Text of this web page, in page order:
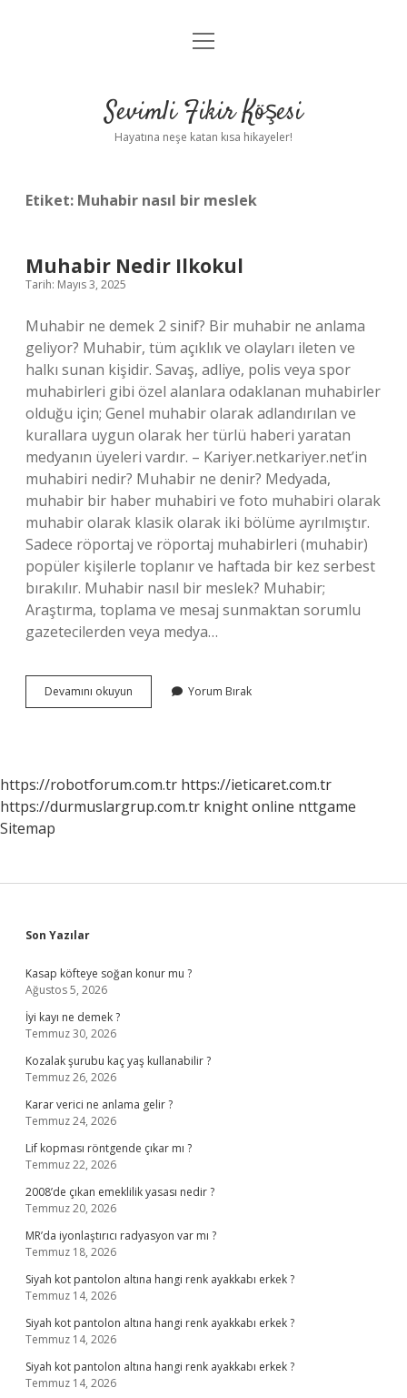
Anasayfa
Yasal Uyarı
menüyü
Sevimli Fikir Köşesi
Hayatına neşe katan kısa hikayeler!
Etiket: Muhabir nasıl bir meslek
Muhabir Nedir Ilkokul
Tarih: Mayıs 3, 2025
Muhabir ne demek 2 sinif? Bir muhabir ne anlama
geliyor? Muhabir, tüm açıklık ve olayları ileten ve
halkı sunan kişidir. Savaş, adliye, polis veya spor
muhabirleri gibi özel alanlara odaklanan muhabirler
olduğu için; Genel muhabir olarak adlandırılan ve
kurallara uygun olarak her türlü haberi yaratan
medyanın üyeleri vardır. – Kariyer.netkariyer.net’in
muhabiri nedir? Muhabir ne denir? Medyada,
muhabir bir haber muhabiri ve foto muhabiri olarak
muhabir olarak klasik olarak iki bölüme ayrılmıştır.
Sadece röportaj ve röportaj muhabirleri (muhabir)
popüler kişilerle toplanır ve haftada bir kez serbest
bırakılır. Muhabir nasıl bir meslek? Muhabir;
Araştırma, toplama ve mesaj sunmaktan sorumlu
gazetecilerden veya medya…
Devamını okuyun Muhabir
Nedir
Yorum Bırak
https://robotforum.com.tr https://ieticaret.com.tr
https://durmuslargrup.com.tr knight online nttgame
Sitemap
Sidebar
Son Yazılar
Kasap köfteye soğan konur mu ?
Ağustos 5, 2026
İyi kayı ne demek ?
Temmuz 30, 2026
Kozalak şurubu kaç yaş kullanabilir ?
Temmuz 26, 2026
Karar verici ne anlama gelir ?
Temmuz 24, 2026
Lif kopması röntgende çıkar mı ?
Temmuz 22, 2026
2008’de çıkan emeklilik yasası nedir ?
Temmuz 20, 2026
MR’da iyonlaştırıcı radyasyon var mı ?
Temmuz 18, 2026
Siyah kot pantolon altına hangi renk ayakkabı erkek ?
Temmuz 14, 2026
Siyah kot pantolon altına hangi renk ayakkabı erkek ?
Temmuz 14, 2026
Siyah kot pantolon altına hangi renk ayakkabı erkek ?
Temmuz 14, 2026